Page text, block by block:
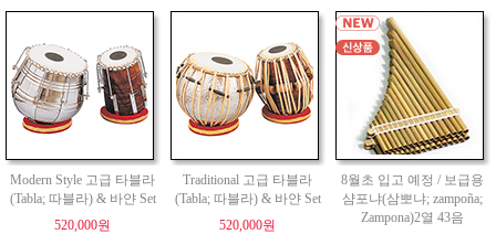
Modern Style 고급 타블라
(Tabla; 따블라) & 바얀 Set
520,000원
Traditional 고급 타블라
(Tabla; 따블라) & 바얀 Set
520,000원
8월초 입고 예정 / 보급용
샴포냐(삼뽀냐; zampoña;
Zampona)2열 43음